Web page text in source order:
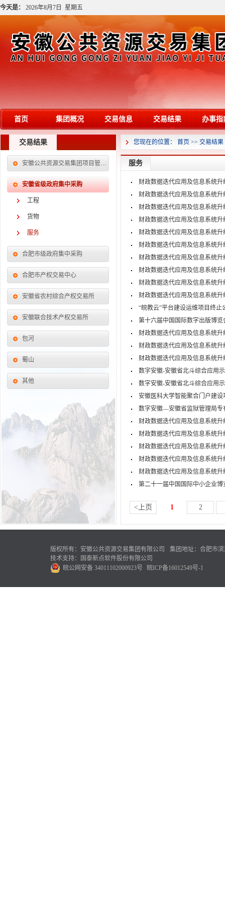
今天是： 2026年8月7日 星期五
首页 集团概况 交易信息 交易结果 办事指
交易结果
安徽公共资源交易集团项目管理有限公司
安徽省级政府集中采购
工程
货物
服务
合肥市级政府集中采购
合肥市产权交易中心
安徽省农村综合产权交易所
安徽联合技术产权交易所
包河
蜀山
其他
您现在的位置： 首页 >> 交易结果
服务
财政数据迭代应用及信息系统
财政数据迭代应用及信息系统
财政数据迭代应用及信息系统
财政数据迭代应用及信息系统
财政数据迭代应用及信息系统
财政数据迭代应用及信息系统
财政数据迭代应用及信息系统
财政数据迭代应用及信息系统
财政数据迭代应用及信息系统
财政数据迭代应用及信息系统
“皖教云”平台建设运维项目终止
第十六届中国国际数字出版博
财政数据迭代应用及信息系统
财政数据迭代应用及信息系统
财政数据迭代应用及信息系统
数字安徽-安徽省北斗综合应用
数字安徽-安徽省北斗综合应用
安徽医科大学智能聚合门户建
数字安徽—安徽省监狱管理局专
财政数据迭代应用及信息系统
财政数据迭代应用及信息系统
财政数据迭代应用及信息系统
财政数据迭代应用及信息系统
财政数据迭代应用及信息系统
第二十一届中国国际中小企业
<上页 1 2
版权所有：安徽公共资源交易集团有限公司
集团地址：合肥市
技术支持：国泰新点软件股份有限公司
皖公网安备 34011102000923号
皖ICP备16012549号-1